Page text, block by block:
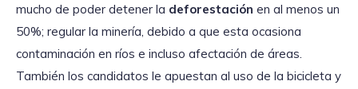
mucho de poder detener la deforestación en al menos un
50%; regular la minería, debido a que esta ocasiona
contaminación en ríos e incluso afectación de áreas.
También los candidatos le apuestan al uso de la bicicleta y